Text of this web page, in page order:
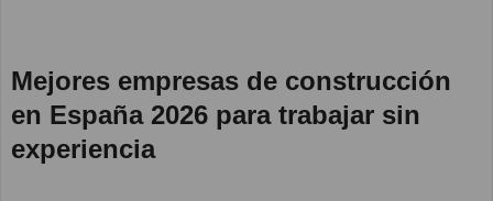
Mejores empresas de construcción
en España 2026 para trabajar sin
experiencia